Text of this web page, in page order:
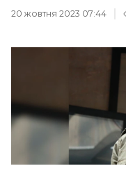
20 жовтня 2023 07:44